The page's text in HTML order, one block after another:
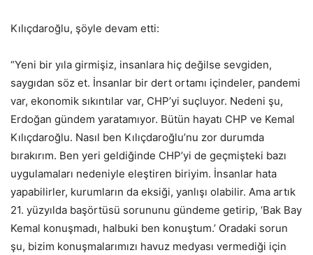
Kılıçdaroğlu, şöyle devam etti:
“Yeni bir yıla girmişiz, insanlara hiç değilse sevgiden,
saygıdan söz et. İnsanlar bir dert ortamı içindeler, pandemi
var, ekonomik sıkıntılar var, CHP’yi suçluyor. Nedeni şu,
Erdoğan gündem yaratamıyor. Bütün hayatı CHP ve Kemal
Kılıçdaroğlu. Nasıl ben Kılıçdaroğlu’nu zor durumda
bırakırım. Ben yeri geldiğinde CHP’yi de geçmişteki bazı
uygulamaları nedeniyle eleştiren biriyim. İnsanlar hata
yapabilirler, kurumların da eksiği, yanlışı olabilir. Ama artık
21. yüzyılda başörtüsü sorununu gündeme getirip, ‘Bak Bay
Kemal konuşmadı, halbuki ben konuştum.’ Oradaki sorun
şu, bizim konuşmalarımızı havuz medyası vermediği için